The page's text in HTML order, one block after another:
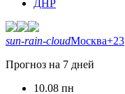
ДНР
sun-rain-cloudМосква+23
Прогноз на 7 дней
10.08 пн